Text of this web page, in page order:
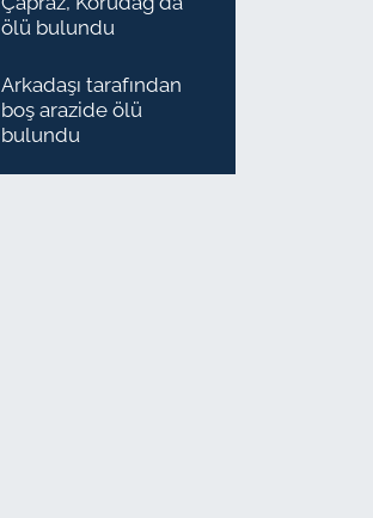
ölü bulundu
Arkadaşı tarafından
boş arazide ölü
bulundu